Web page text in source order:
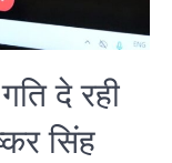
दे रही
सिंह